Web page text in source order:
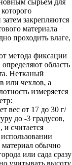
сырьем для
закрепляются
материала
проходить влаге,
метода фиксации
область
Нетканый
или чехлов, а
измеряется
вес от 17 до 30 г/
до -3 градусов,
и считается
материал обычно
или сада сразу
учитывать высоту